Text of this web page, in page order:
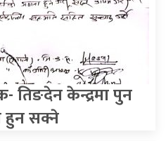
तिङदेन केन्द्रमा पुन
हुन सक्ने